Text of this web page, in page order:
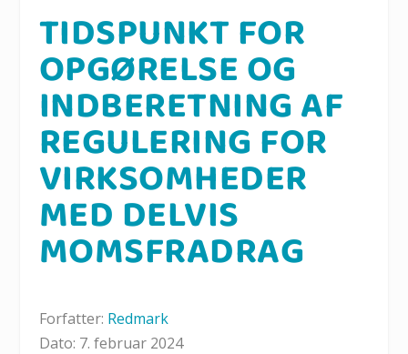
TIDSPUNKT FOR
OPGØRELSE OG
INDBERETNING AF
REGULERING FOR
VIRKSOMHEDER
MED DELVIS
MOMSFRADRAG
Forfatter: Redmark
Dato: 7. februar 2024